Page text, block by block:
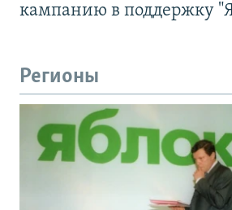
кампанию в поддержку
Регионы